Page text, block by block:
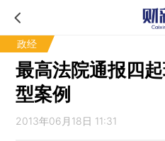
政经
最高法院通报四
型案例
2013年06月18日 11:31